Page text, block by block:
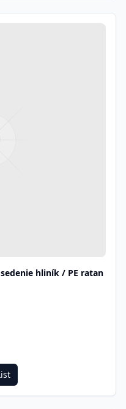
sedenie hliník / PE ratan